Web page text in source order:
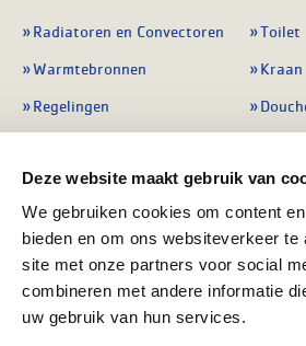
Deze website maakt gebruik van
We gebruiken cookies om content
bieden en om ons websiteverkeer
site met onze partners voor social
combineren met andere informatie
uw gebruik van hun services.
Radiatoren en Convectoren
Warmtebronnen
Regelingen
Leidingwerk
Warmwatertoestellen
Alle verwarming
Toilet
Kraan
Alle